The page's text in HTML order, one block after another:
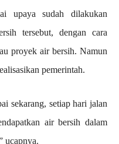
upaya sudah dilakukan
tersebut, dengan cara
proyek air bersih. Namun
pemerintah.
sekarang, setiap hari jalan
air bersih dalam
ucapnya.